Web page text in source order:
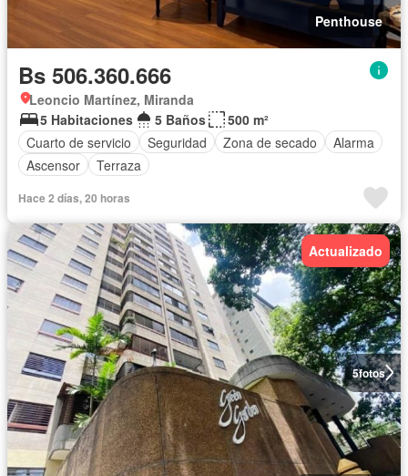
Penthouse
Bs 506.360.666
Leoncio Martínez, Miranda
5 Habitaciones
5 Baños
500 m²
Cuarto de servicio
Seguridad Zona de secado
Alarma
Ascensor
Terraza
Hace 2 días, 20 horas
5fotos
Actualizado